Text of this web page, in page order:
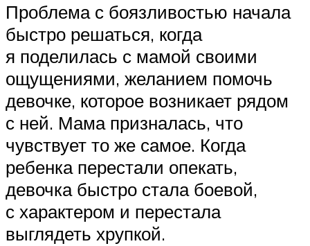
Проблема с боязливостью начала
быстро решаться, когда
я поделилась с мамой своими
ощущениями, желанием помочь
девочке, которое возникает рядом
с ней. Мама призналась, что
чувствует то же самое. Когда
ребенка перестали опекать,
девочка быстро стала боевой,
с характером и перестала
выглядеть хрупкой.